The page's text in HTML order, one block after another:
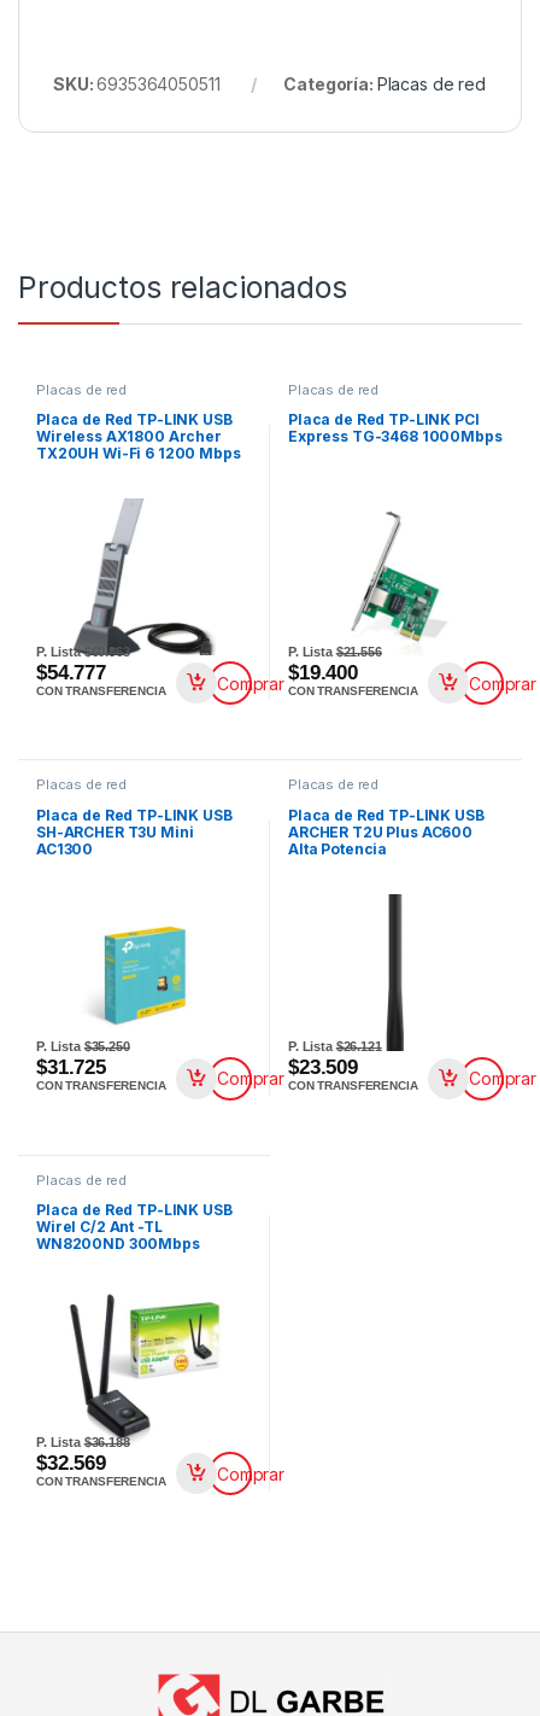
SKU:6935364050511 Categoría: Placas de red
Productos relacionados
Placas de red
Placa de Red TP-LINK USB
Wireless AX1800 Archer
TX20UH Wi-Fi 6 1200 Mbps
P. Lista$60.863
$54.777
CON TRANSFERENCIA Comprar
Placas de red
Placa de Red TP-LINK PCI
Express TG-3468 1000Mbps
P. Lista$21.556
$19.400
CON TRANSFERENCIA Comprar
Placas de red
Placa de Red TP-LINK USB
SH-ARCHER T3U Mini
AC1300
P. Lista$35.250
$31.725
CON TRANSFERENCIA Comprar
Placas de red
Placa de Red TP-LINK USB
ARCHER T2U Plus AC600
Alta Potencia
P. Lista$26.121
$23.509
CON TRANSFERENCIA Comprar
Placas de red
Placa de Red TP-LINK USB
Wirel C/2 Ant -TL
WN8200ND 300Mbps
P. Lista$36.188
$32.569
CON TRANSFERENCIA Comprar